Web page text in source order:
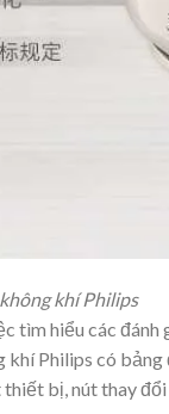
khí Philips
hiểu các đánh
Philips có
bị, nút thay